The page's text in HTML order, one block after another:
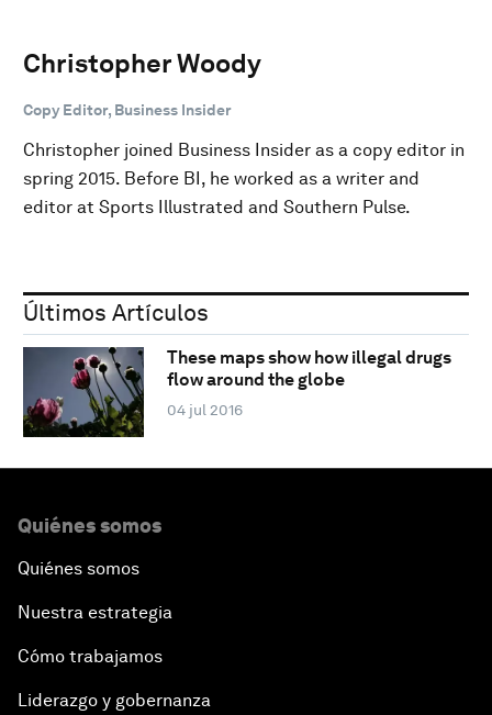
Christopher Woody
Copy Editor, Business Insider
Christopher joined Business Insider as a copy editor in
spring 2015. Before BI, he worked as a writer and
editor at Sports Illustrated and Southern Pulse.
Últimos Artículos
These maps show how illegal drugs
flow around the globe
04 jul 2016
Quiénes somos
Quiénes somos
Nuestra estrategia
Cómo trabajamos
Liderazgo y gobernanza